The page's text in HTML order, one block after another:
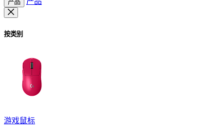
产品
按类别
游戏鼠标